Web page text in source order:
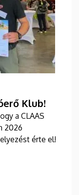
Klub!
a CLAAS
2026
érte el!